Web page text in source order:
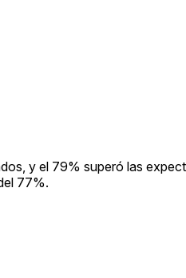
y el 79% superó las
77%.